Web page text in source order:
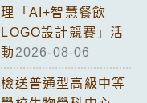
理「AI+智慧餐飲
LOGO設計競賽」活
動 2026-08-06
檢送普通型高級中等